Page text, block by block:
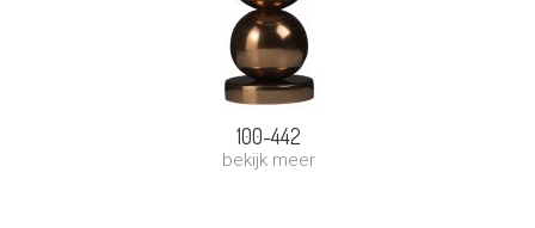
100-442
bekijk meer